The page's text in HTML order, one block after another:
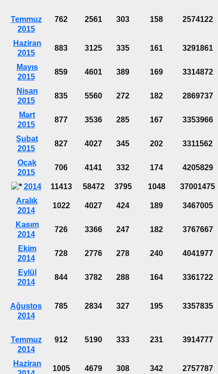
Temmuz
2015
762 2561 303 158 2574122
Haziran
2015
883 3125 335 161 3291861
Mayıs
2015
859 4601 389 169 3314872
Nisan
2015
835 5560 272 182 2869737
Mart
2015
877 3536 285 167 3353966
Şubat
2015
827 4027 345 202 3311562
Ocak
2015
706 4141 332 174 4205829
2014 11413 58472 3795 1048
37001475
Aralık
2014
1022 4027 424 189 3467005
Kasım
2014
726 3366 247 182 3767667
Ekim
2014
728 2776 278 240 4041977
Eylül
2014
844 3782 288 164 3361722
Ağustos
2014
785 2834 327 195 3357835
Temmuz
2014
912 5190 333 231 3914777
Haziran
1005 4679 308 342 2757787